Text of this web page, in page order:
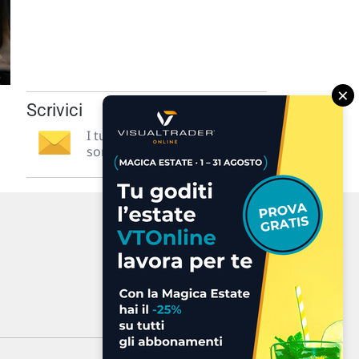
Scrivici
I tuoi suggerimenti per noi
sono preziosi e molto utili! »
×